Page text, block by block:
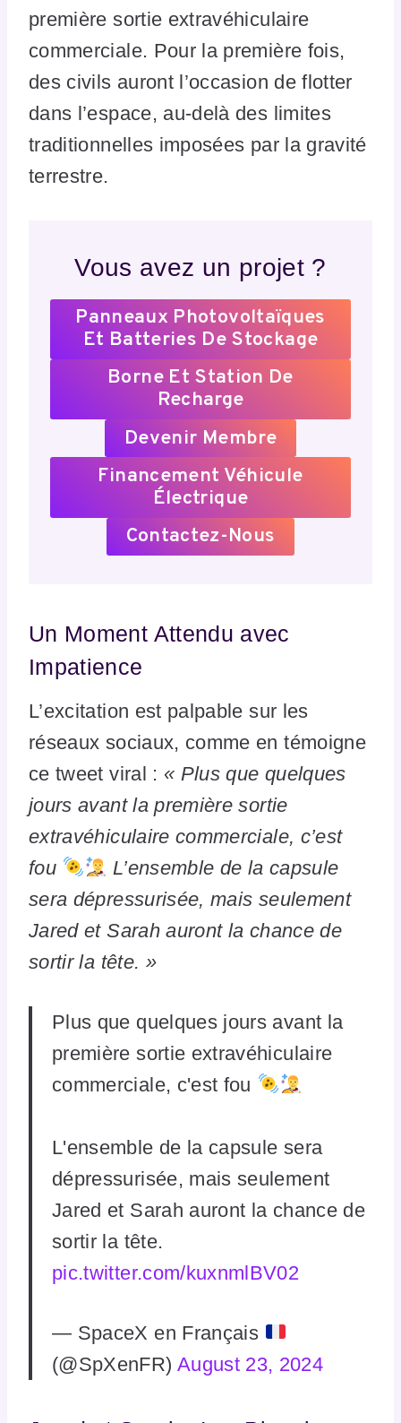
première sortie extravéhiculaire
commerciale. Pour la première fois,
des civils auront l’occasion de flotter
dans l’espace, au-delà des limites
traditionnelles imposées par la gravité
terrestre.
Vous avez un projet ?
Panneaux Photovoltaïques
Et Batteries De Stockage
Borne Et Station De
Recharge
Devenir Membre
Financement Véhicule
Électrique
Contactez-Nous
Un Moment Attendu avec
Impatience
L’excitation est palpable sur les
réseaux sociaux, comme en témoigne
ce tweet viral : « Plus que quelques
jours avant la première sortie
extravéhiculaire commerciale, c’est
fou
L’ensemble de la capsule
sera dépressurisée, mais seulement
Jared et Sarah auront la chance de
sortir la tête. »
Plus que quelques jours avant la
première sortie extravéhiculaire
commerciale, c'est fou
L'ensemble de la capsule sera
dépressurisée, mais seulement
Jared et Sarah auront la chance de
sortir la tête.
pic.twitter.com/kuxnmlBV02
— SpaceX en Français
(@SpXenFR) August 23, 2024